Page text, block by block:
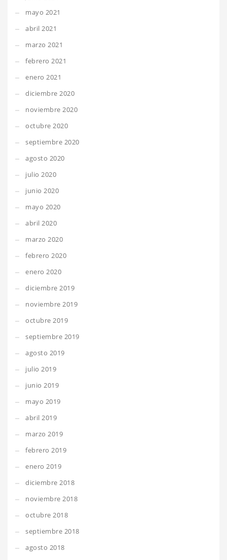
mayo 2021
abril 2021
marzo 2021
febrero 2021
enero 2021
diciembre 2020
noviembre 2020
octubre 2020
septiembre 2020
agosto 2020
julio 2020
junio 2020
mayo 2020
abril 2020
marzo 2020
febrero 2020
enero 2020
diciembre 2019
noviembre 2019
octubre 2019
septiembre 2019
agosto 2019
julio 2019
junio 2019
mayo 2019
abril 2019
marzo 2019
febrero 2019
enero 2019
diciembre 2018
noviembre 2018
octubre 2018
septiembre 2018
agosto 2018